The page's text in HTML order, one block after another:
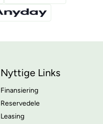
Nyttige Links
Finansiering
Reservedele
Leasing